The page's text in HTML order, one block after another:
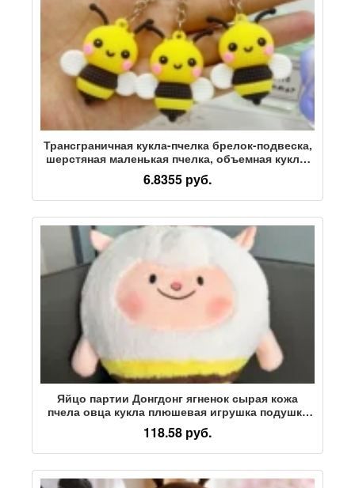
Трансграничная кукла-пчелка брелок-подвеска,
шерстяная маленькая пчелка, объемная кукла-
подвеска-сумка, подарок на День защиты детей
6.8355 руб.
Яйцо партии Донгдонг ягненок сырая кожа
пчела овца кукла плюшевая игрушка подушка
для девочек Танабата подарок
118.58 руб.